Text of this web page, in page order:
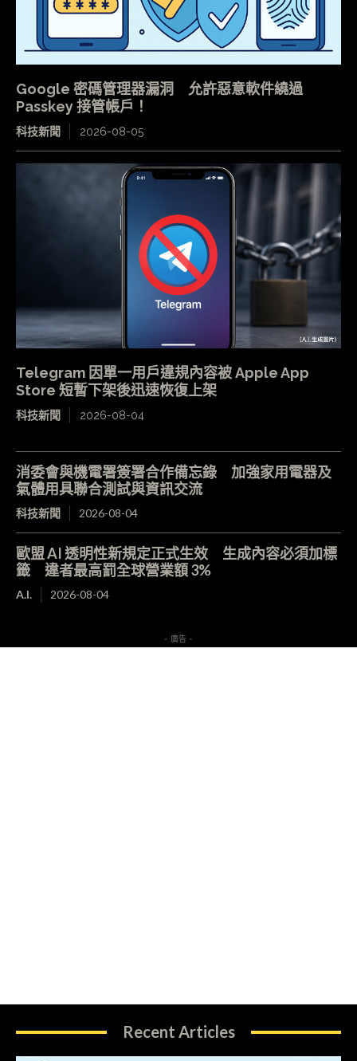
Google 密碼管理器漏洞 允許惡意軟件繞過
Passkey 接管帳戶！
科技新聞 2026-08-05
Telegram 因單一用戶違規內容被 Apple App
Store 短暫下架後迅速恢復上架
科技新聞 2026-08-04
消委會與機電署簽署合作備忘錄 加強家用電器及
氣體用具聯合測試與資訊交流
科技新聞 2026-08-04
歐盟 AI 透明性新規定正式生效 生成內容必須加標
籤 違者最高罰全球營業額 3%
A.I. 2026-08-04
- 廣告 -
Recent Articles